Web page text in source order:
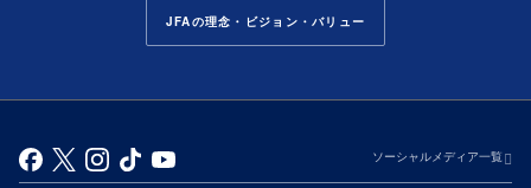
JFAの理念・ビジョン・バリュー
ソーシャルメディア一覧